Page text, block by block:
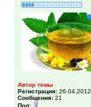
Автор темы
Регистрация: 26.04.2012
Сообщения: 21
Пол: